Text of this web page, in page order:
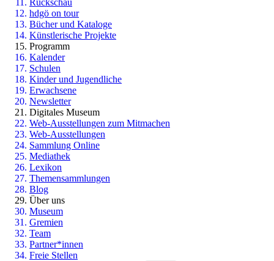
Rückschau
hdgö on tour
Bücher und Kataloge
Künstlerische Projekte
Programm
Kalender
Schulen
Kinder und Jugendliche
Erwachsene
Newsletter
Digitales Museum
Web-Ausstellungen zum Mitmachen
Web-Ausstellungen
Sammlung Online
Mediathek
Lexikon
Themensammlungen
Blog
Über uns
Museum
Gremien
Team
Partner*innen
Freie Stellen